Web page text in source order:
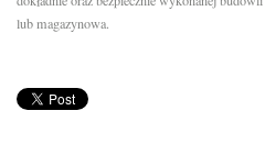
lub magazynowa.